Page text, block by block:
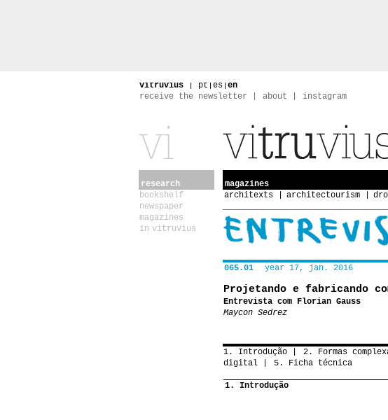
vitruvius | pt | es | en
receive the newsletter
about instagram
research
bookshelf
newspaper
magazines
in vitruvius
magazines
architexts
architectourism
065.01
year 17, jan. 2016
Projetando e fabricando
Entrevista com Florian Gauss
Maycon Sedrez
1. Introdução 2. Formas
digital
5. Ficha técnica
1. Introdução